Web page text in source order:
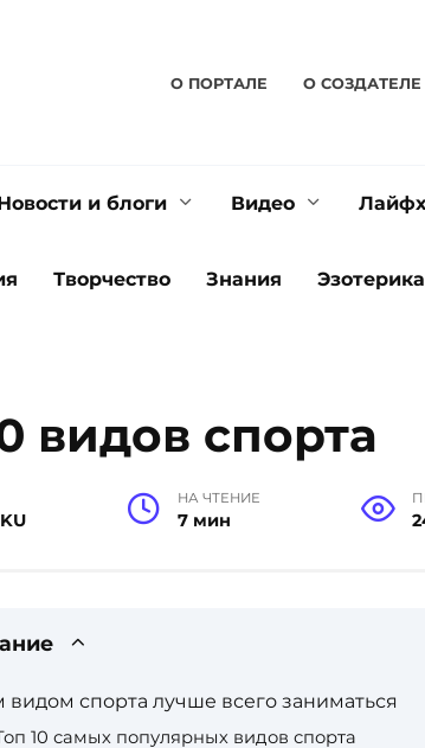
О ПОРТАЛЕ О CОЗДАТЕЛЕ
и блоги Видео
Творчество Знания Эзотерика
видов спорта
НА ЧТЕНИЕ
7 мин
видом спорта лучше всего заниматься
10 самых популярных видов спорта